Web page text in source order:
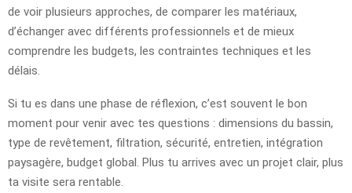
de voir plusieurs approches, de comparer les matériaux,
d’échanger avec différents professionnels et de mieux
comprendre les budgets, les contraintes techniques et les
délais.
Si tu es dans une phase de réflexion, c’est souvent le bon
moment pour venir avec tes questions : dimensions du bassin,
type de revêtement, filtration, sécurité, entretien, intégration
paysagère, budget global. Plus tu arrives avec un projet clair, plus
ta visite sera rentable.